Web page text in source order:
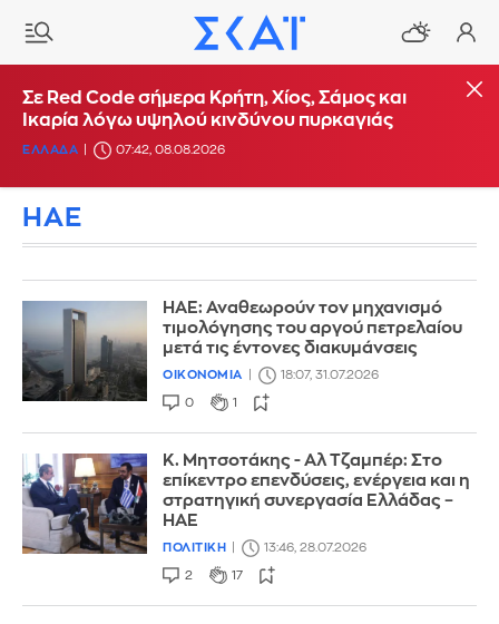
Σε Red Code σήμερα Κρήτη, Χίος, Σάμος και
Ικαρία λόγω υψηλού κινδύνου πυρκαγιάς
ΕΛΛΑΔΑ 07:42, 08.08.2026
ΗΑΕ
ΗΑΕ: Αναθεωρούν τον μηχανισμό
τιμολόγησης του αργού πετρελαίου
μετά τις έντονες διακυμάνσεις
ΟΙΚΟΝΟΜΙΑ 18:07, 31.07.2026
0 1
Κ. Μητσοτάκης - Αλ Τζαμπέρ: Στο
επίκεντρο επενδύσεις, ενέργεια και η
στρατηγική συνεργασία Ελλάδας –
ΗΑΕ
ΠΟΛΙΤΙΚΗ 13:46, 28.07.2026
2 17